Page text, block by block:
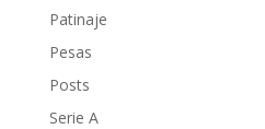
Patinaje
Pesas
Posts
Serie A